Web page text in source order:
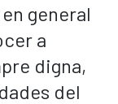
general
a
digna,
del